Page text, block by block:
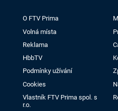
O FTV Prima
Volná místa
Reklama
HbbTV
Podmínky užívání
Cookies
Vlastník FTV Prima spol. s
r.o.